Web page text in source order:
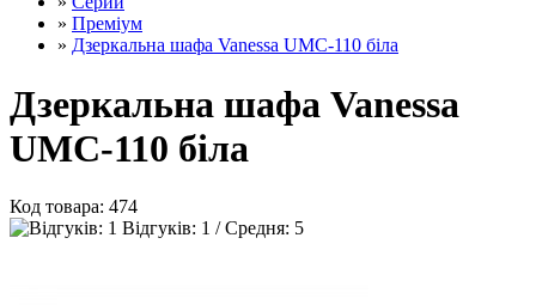
» Преміум
» Дзеркальна шафа Vanessa UMC-110 біла
Дзеркальна шафа Vanessa
UMC-110 біла
Код товара: 474
Відгуків: 1 / Средня: 5